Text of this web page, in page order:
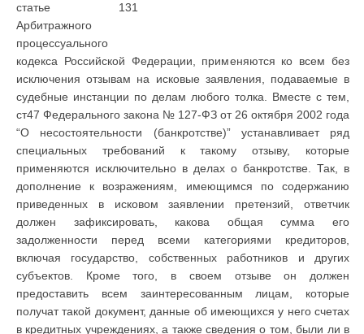
статье 131
Арбитражного
процессуального
кодекса Российской Федерации, применяются ко всем без
исключения отзывам на исковые заявления, подаваемые в
судебные инстанции по делам любого толка. Вместе с тем,
ст47 Федерального закона № 127-ФЗ от 26 октября 2002 года
“О несостоятельности (банкротстве)” устанавливает ряд
специальных требований к такому отзыву, которые
применяются исключительно в делах о банкротстве. Так, в
дополнение к возражениям, имеющимся по содержанию
приведенных в исковом заявлении претензий, ответчик
должен зафиксировать, какова общая сумма его
задолженности перед всеми категориями кредиторов,
включая государство, собственных работников и других
субъектов. Кроме того, в своем отзыве он должен
предоставить всем заинтересованным лицам, которые
получат такой документ, данные об имеющихся у него счетах
в кредитных учреждениях, а также сведения о том, были ли в